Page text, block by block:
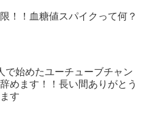
！！血糖値スパイクって何？
で始めたユーチューブチャン
めます！！長い間ありがとう
す